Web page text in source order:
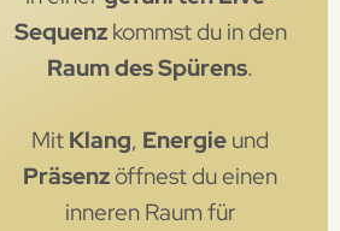
Sequenz kommst du in den
Raum des Spürens.
Mit Klang, Energie und
Präsenzöffnest du einen
inneren Raum für